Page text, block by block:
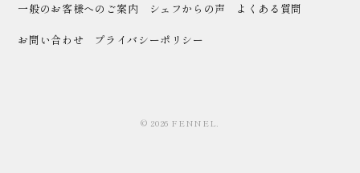
一般のお客様へのご案内 シェフからの声 よくある質問
お問い合わせ プライバシーポリシー
© 2026 FENNEL.